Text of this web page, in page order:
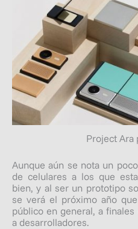
Project Ara
Aunque aún se nota un
de celulares a los que
bien, y al ser un prototipo
se verá el próximo año
público en general, a
a desarrolladores.